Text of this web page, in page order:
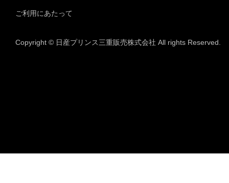
ご利用にあたって
Copyright © 日産プリンス三重販売株式会社 All rights Reserved.